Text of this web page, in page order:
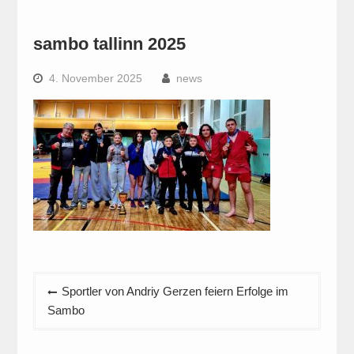
sambo tallinn 2025
4. November 2025 news
Beitragsnavigation
Sportler von Andriy Gerzen feiern Erfolge im
Sambo